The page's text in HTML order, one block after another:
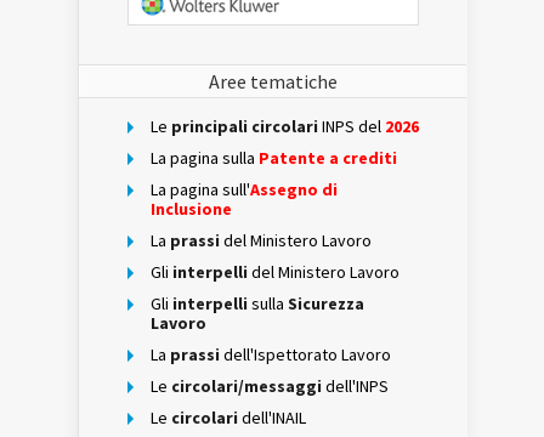
Aree tematiche
Le principali circolari INPS del 2026
La pagina sulla Patente a crediti
La pagina sull'Assegno di
Inclusione
La prassi del Ministero Lavoro
Gli interpelli del Ministero Lavoro
Gli interpelli sulla Sicurezza
Lavoro
La prassi dell'Ispettorato Lavoro
Le circolari/messaggi dell'INPS
Le circolari dell'INAIL